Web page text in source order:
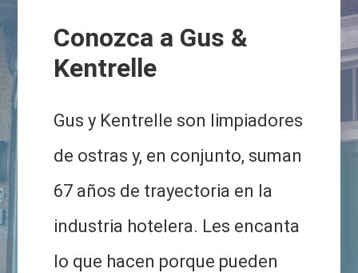
Conozca a Gus &
Kentrelle
Gus y Kentrelle son limpiadores
de ostras y, en conjunto, suman
67 años de trayectoria en la
industria hotelera. Les encanta
lo que hacen porque pueden